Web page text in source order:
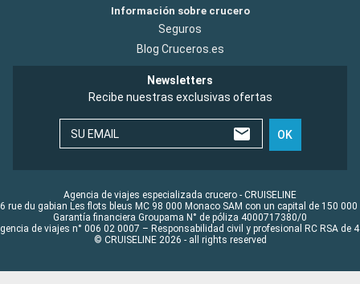
Información sobre crucero
Seguros
Blog Cruceros.es
Newsletters
Recibe nuestras exclusivas ofertas
SU EMAIL OK
Agencia de viajes especializada crucero - CRUISELINE
rue du gabian Les flots bleus MC 98 000 Monaco SAM con un capital de 150 000
Garantía financiera Groupama N° de póliza 4000717380/0
de viajes n° 006 02 0007 – Responsabilidad civil y profesional RC RSA de
© CRUISELINE 2026 - all rights reserved